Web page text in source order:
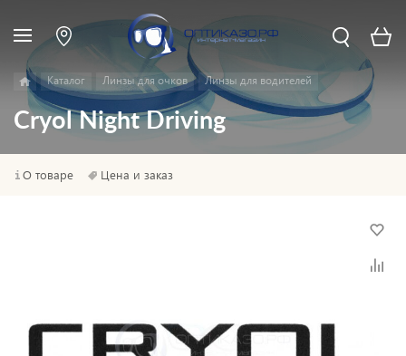
Каталог Линзы для очков Линзы для водителей
Cryol Night Driving
О товаре Цена и заказ